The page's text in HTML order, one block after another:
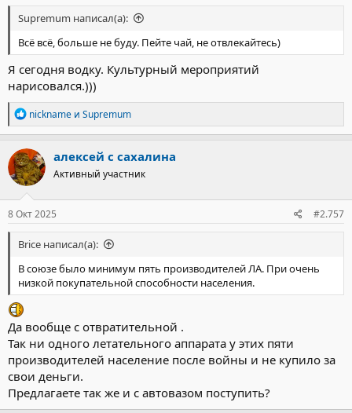
Supremum написал(а):
Всё всё, больше не буду. Пейте чай, не отвлекайтесь)
Я сегодня водку. Культурный мероприятий
нарисовался.)))
Р
е
а
к
ц
и
и
:
nickname и Supremum
алексей с сахалина
Активный участник
8 Окт 2025 #2.757
Brice написал(а):
В союзе было минимум пять производителей ЛА. При очень
низкой покупательной способности населения.
Да вообще с отвратительной .
Так ни одного летательного аппарата у этих пяти
производителей население после войны и не купило за
свои деньги.
Предлагаете так же и с автовазом поступить?